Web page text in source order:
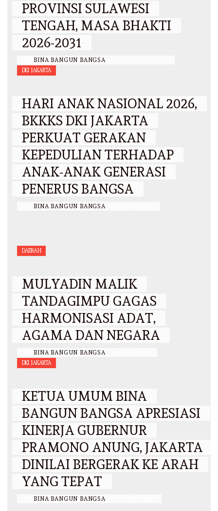
PROVINSI SULAWESI
TENGAH, MASA BHAKTI
2026-2031
BINA BANGUN BANGSA
DKI JAKARTA
HARI ANAK NASIONAL 2026,
BKKKS DKI JAKARTA
PERKUAT GERAKAN
KEPEDULIAN TERHADAP
ANAK-ANAK GENERASI
PENERUS BANGSA
BINA BANGUN BANGSA
DAERAH
MULYADIN MALIK
TANDAGIMPU GAGAS
HARMONISASI ADAT,
AGAMA DAN NEGARA
BINA BANGUN BANGSA
DKI JAKARTA
KETUA UMUM BINA
BANGUN BANGSA APRESIASI
KINERJA GUBERNUR
PRAMONO ANUNG, JAKARTA
DINILAI BERGERAK KE ARAH
YANG TEPAT
BINA BANGUN BANGSA